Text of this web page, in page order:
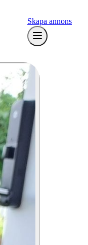
Skapa annons